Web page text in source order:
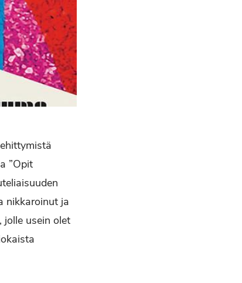
”Opit
nikkaroinut ja
usein olet